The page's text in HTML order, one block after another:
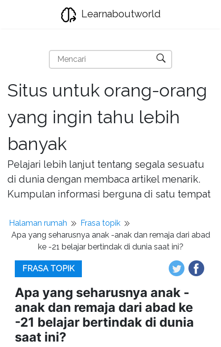
Learnaboutworld
Situs untuk orang-orang
yang ingin tahu lebih
banyak
Pelajari lebih lanjut tentang segala sesuatu
di dunia dengan membaca artikel menarik.
Kumpulan informasi berguna di satu tempat
Halaman rumah
Frasa topik
Apa yang seharusnya anak -anak dan remaja dari abad
ke -21 belajar bertindak di dunia saat ini?
FRASA TOPIK
Apa yang seharusnya anak -
anak dan remaja dari abad ke
-21 belajar bertindak di dunia
saat ini?